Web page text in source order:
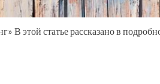
В этой статье рассказано в